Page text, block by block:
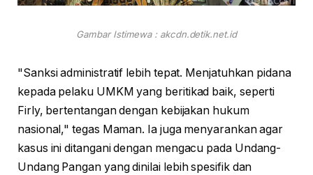
Gambar Istimewa : akcdn.detik.net.id
"Sanksi administratif lebih tepat. Menjatuhkan pidana
kepada pelaku UMKM yang beritikad baik, seperti
Firly, bertentangan dengan kebijakan hukum
nasional," tegas Maman. Ia juga menyarankan agar
kasus ini ditangani dengan mengacu pada Undang-
Undang Pangan yang dinilai lebih spesifik dan